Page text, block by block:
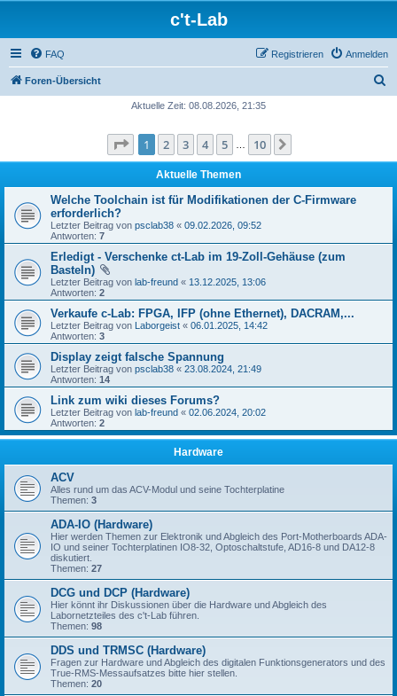
c't-Lab
FAQ Anmelden
Registrieren
Foren-Übersicht
e
Aktuelle Zeit: 08.08.2026, 21:35
Seite 1von 10
1 2 3 4 5 10
Aktuelle Themen
Welche Toolchain ist für Modifikationen der C-Firmware
erforderlich?
Letzter Beitrag von psclab38 « 09.02.2026, 09:52
Antworten: 7
Erledigt - Verschenke ct-Lab im 19-Zoll-Gehäuse (zum
Basteln)
Letzter Beitrag von lab-freund « 13.12.2025, 13:06
Antworten: 2
Verkaufe c-Lab: FPGA, IFP (ohne Ethernet), DACRAM,...
Letzter Beitrag von Laborgeist « 06.01.2025, 14:42
Antworten: 3
Display zeigt falsche Spannung
Letzter Beitrag von psclab38 « 23.08.2024, 21:49
Antworten: 14
Link zum wiki dieses Forums?
Letzter Beitrag von lab-freund « 02.06.2024, 20:02
Antworten: 2
Hardware
ACV
Alles rund um das ACV-Modul und seine Tochterplatine
Themen: 3
ADA-IO (Hardware)
Hier werden Themen zur Elektronik und Abgleich des Port-Motherboards ADA-
IO und seiner Tochterplatinen IO8-32, Optoschaltstufe, AD16-8 und DA12-8
diskutiert.
Themen: 27
DCG und DCP (Hardware)
Hier könnt ihr Diskussionen über die Hardware und Abgleich des
Labornetzteiles des c't-Lab führen.
Themen: 98
DDS und TRMSC (Hardware)
Fragen zur Hardware und Abgleich des digitalen Funktionsgenerators und des
True-RMS-Messaufsatzes bitte hier stellen.
Themen: 20